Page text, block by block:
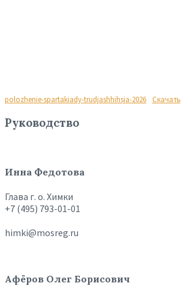
polozhenie-spartakiady-trudjashhihsja-2026 Скачать
Руководство
Инна Федотова
Глава г. о. Химки
+7 (495) 793-01-01
himki@mosreg.ru
Афёров Олег Борисович